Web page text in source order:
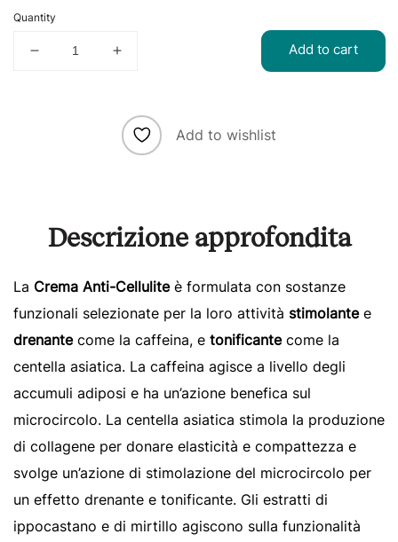
Quantity
Decrease
Increase
Crema
Corpo
Anticellulite
Add to cart
Add to wishlist
Descrizione approfondita
La Crema Anti-Celluliteè formulata con sostanze
funzionali selezionate per la loro attività stimolantee
drenantecome la caffeina, e tonificantecome la
centella asiatica. La caffeina agisce a livello degli
accumuli adiposi e ha un’azione benefica sul
microcircolo. La centella asiatica stimola la produzione
di collagene per donare elasticità e compattezza e
svolge un’azione di stimolazione del microcircolo per
un effetto drenante e tonificante. Gli estratti di
ippocastano e di mirtillo agiscono sulla funzionalità